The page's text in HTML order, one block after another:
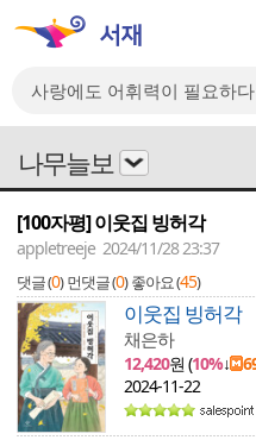
나무늘보
[100자평] 이웃집 빙허각
appletreeje 2024/11/28 23:37
댓글 (0) 먼댓글 (0) 좋아요 (45)
이웃집 빙허각
채은하
12,420원 (10%↓
2024-11-22